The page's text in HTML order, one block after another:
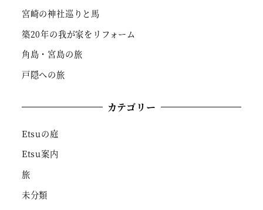
宮崎の神社巡りと馬
築20年の我が家をリフォーム
角島・宮島の旅
戸隠への旅
カテゴリー
Etsuの庭
Etsu案内
旅
未分類